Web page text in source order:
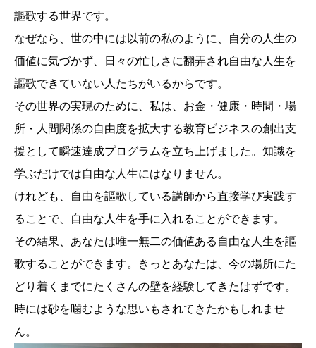
謳歌する世界です。
なぜなら、世の中には以前の私のように、自分の人生の
価値に気づかず、日々の忙しさに翻弄され自由な人生を
謳歌できていない人たちがいるからです。
その世界の実現のために、私は、お金・健康・時間・場
所・人間関係の自由度を拡大する教育ビジネスの創出支
援として瞬速達成プログラムを立ち上げました。知識を
学ぶだけでは自由な人生にはなりません。
けれども、自由を謳歌している講師から直接学び実践す
ることで、自由な人生を手に入れることができます。
その結果、あなたは唯一無二の価値ある自由な人生を謳
歌することができます。きっとあなたは、今の場所にた
どり着くまでにたくさんの壁を経験してきたはずです。
時には砂を噛むような思いもされてきたかもしれませ
ん。